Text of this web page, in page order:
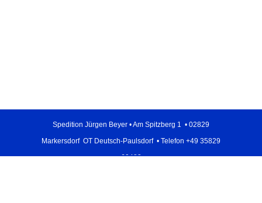
Spedition Jürgen Beyer •Am Spitzberg 1 • 02829
Markersdorf OT Deutsch-Paulsdorf • Telefon +49 35829
60483